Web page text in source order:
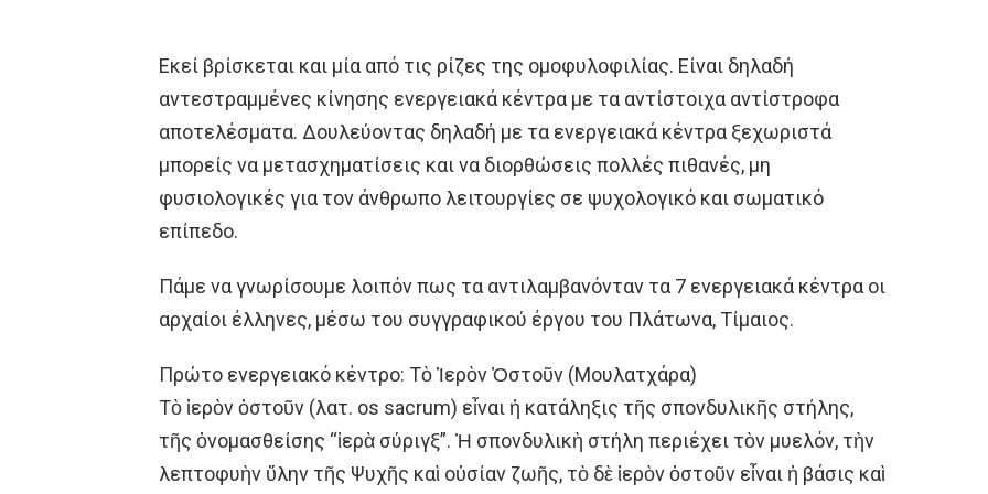
Εκεί βρίσκεται και μία από τις ρίζες της ομοφυλοφιλίας. Είναι δηλαδή
αντεστραμμένες κίνησης ενεργειακά κέντρα με τα αντίστοιχα αντίστροφα
αποτελέσματα. Δουλεύοντας δηλαδή με τα ενεργειακά κέντρα ξεχωριστά
μπορείς να μετασχηματίσεις και να διορθώσεις πολλές πιθανές, μη
φυσιολογικές για τον άνθρωπο λειτουργίες σε ψυχολογικό και σωματικό
επίπεδο.
Πάμε να γνωρίσουμε λοιπόν πως τα αντιλαμβανόνταν τα 7 ενεργειακά κέντρα οι
αρχαίοι έλληνες, μέσω του συγγραφικού έργου του Πλάτωνα, Τίμαιος.
Πρώτο ενεργειακό κέντρο: Τὸ Ἱερὸν Ὀστοῦν (Μουλατχάρα)
Τὸ ἱερὸν ὀστοῦν (λατ. os sacrum) εἶναι ἡ κατάληξις τῆς σπονδυλικῆς στήλης,
τῆς ὀνομασθείσης “ἱερὰ σύριγξ”. Ἡ σπονδυλικὴ στήλη περιέχει τὸν μυελόν, τὴν
λεπτοφυὴν ὕλην τῆς Ψυχῆς καὶ οὐσίαν ζωῆς, τὸ δὲ ἱερὸν ὀστοῦν εἶναι ἡ βάσις καὶ